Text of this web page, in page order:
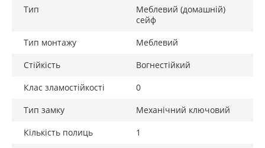
Будь-який вогнестійкий сейф може бути стійкий до
пожежі і відповідати одному з шести класів
сертифікацію, повинен забезпечити захист від
вогню протягом мінімум 60 хвилин. Крім цього,
предметів зберігання: гроші, документи, папери,
потрібно звернути увагу, є те, що вогнестійкі сейфи
не кріпляться до підлоги або стіни, так як це
позначається на їх характеристиках. Винятком є ​​
Тип
Меблевий (домашній)
сейф
Тип монтажу
Меблевий
Стійкість
Вогнестійкий
Клас зламостійкості
0
Тип замку
Механічний ключовий
Кількість полиць
1